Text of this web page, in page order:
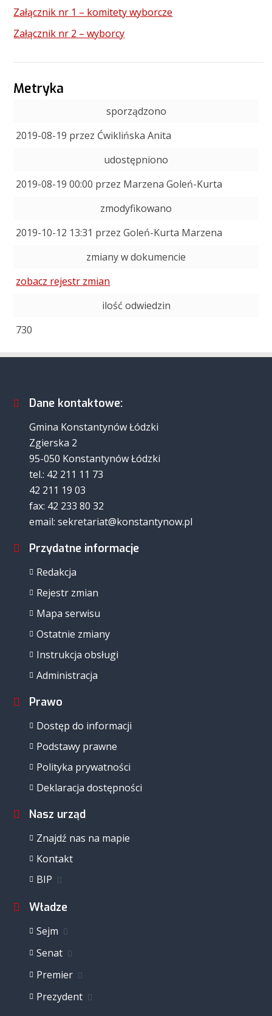
Załącznik nr 1 – komitety wyborcze
Załącznik nr 2 – wyborcy
Metryka
sporządzono
2019-08-19 przez Ćwiklińska Anita
udostępniono
2019-08-19 00:00 przez Marzena Goleń-Kurta
zmodyfikowano
2019-10-12 13:31 przez Goleń-Kurta Marzena
zmiany w dokumencie
zobacz rejestr zmian
ilość odwiedzin
730
Dane kontaktowe:
Gmina Konstantynów Łódzki
Zgierska 2
95-050 Konstantynów Łódzki
tel.: 42 211 11 73
42 211 19 03
fax: 42 233 80 32
email: sekretariat@konstantynow.pl
Przydatne informacje
Redakcja
Rejestr zmian
Mapa serwisu
Ostatnie zmiany
Instrukcja obsługi
Administracja
Prawo
Dostęp do informacji
Podstawy prawne
Polityka prywatności
Deklaracja dostępności
Nasz urząd
Znajdź nas na mapie
Kontakt
BIP
Władze
Sejm
Senat
Premier
Prezydent